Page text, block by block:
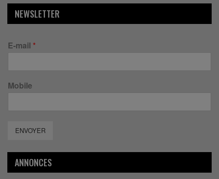
NEWSLETTER
E-mail *
Mobile
ENVOYER
ANNONCES